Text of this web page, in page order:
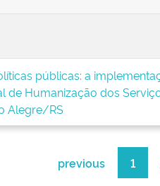
públicas: a
de Humanização dos
Alegre/RS
previous 1